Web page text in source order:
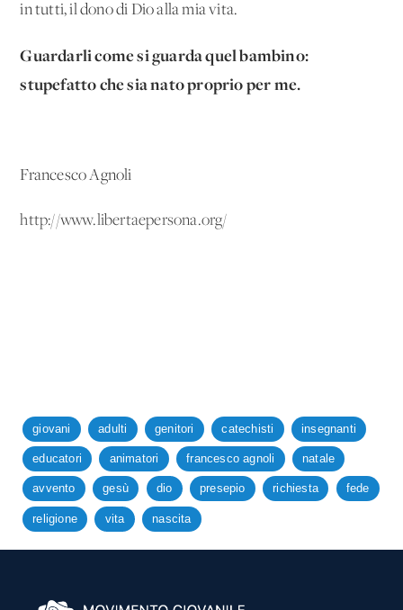
in tutti, il dono di Dio alla mia vita.
Guardarli come si guarda quel bambino:
stupefatto che sia nato proprio per me.
Francesco Agnoli
http://www.libertaepersona.org/
giovani adulti genitori catechisti insegnanti
educatori animatori francesco agnoli natale
avvento gesù dio presepio richiesta fede
religione vita nascita